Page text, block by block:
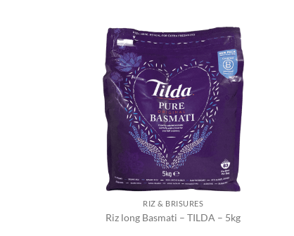
RIZ & BRISURES
Riz long Basmati – TILDA – 5kg